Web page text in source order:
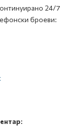
24/7
броеви: